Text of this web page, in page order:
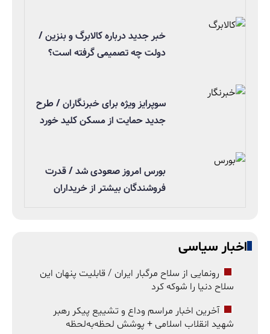
خبر جدید درباره کالابرگ و بنزین /
دولت چه تصمیمی گرفته است؟
سوپرایز ویژه برای خبرنگاران / طرح
جدید حمایت از مسکن کلید خورد
بورس امروز صعودی شد / قدرت
فروشندگان بیشتر از خریداران
اخبار سیاسی
رونمایی از سلاح مرگبار ایران / قابلیت پنهان این
سلاح دنیا را شوکه کرد
آخرین اخبار مراسم وداع و تشییع پیکر رهبر
شهید انقلاب اسلامی + پوشش لحظه‌به‌لحظه